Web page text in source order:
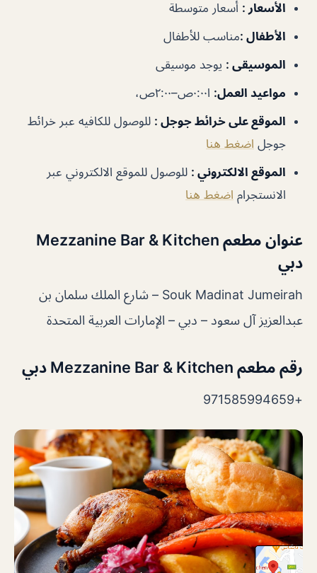
الأسعار : أسعار متوسطة
الأطفال :مناسب للأطفال
الموسيقى : يوجد موسيقى
مواعيد العمل: ا٠:٠٠ص–٢:٠٠ص،
الموقع على خرائط جوجل : للوصول للكافيه عبر خرائط
جوجل اضغط هنا
الموقع الالكتروني : للوصول للموقع الالكتروني عبر
الانستجرام اضغط هنا
عنوان مطعم Mezzanine Bar & Kitchen
دبي
Souk Madinat Jumeirah – شارع الملك سلمان بن
عبدالعزيز آل سعود – دبي – الإمارات العربية المتحدة
رقم مطعم Mezzanine Bar & Kitchen دبي
+971585994659